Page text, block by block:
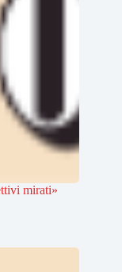
mirati»